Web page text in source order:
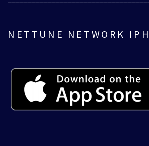
NETTUNE NETWORK